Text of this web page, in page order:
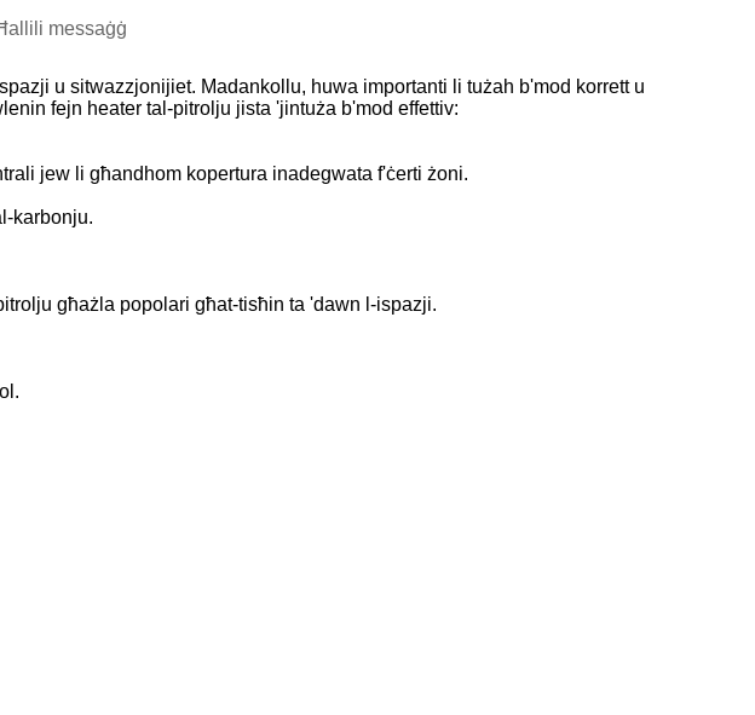
messaġġ
u sitwazzjonijiet. Madankollu, huwa importanti li tużah b'mod korrett u
fejn heater tal-pitrolju jista 'jintuża b'mod effettiv:
jew li għandhom kopertura inadegwata f'ċerti żoni.
karbonju.
għażla popolari għat-tisħin ta 'dawn l-ispazji.